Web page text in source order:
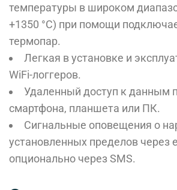
температуры в широком
+1350 °C) при помощи
термопар.
Легкая в установке и
WiFi-логгеров.
Удаленный доступ к данным
смартфона, планшета или ПК.
Сигнальные оповещения о
установленных пределов через
опционально через SMS.